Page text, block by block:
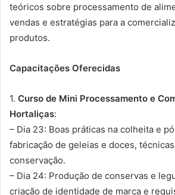
teóricos sobre processamento de
vendas e estratégias para a
produtos.
Capacitações Oferecidas
1. Curso de Mini Processamento e
Hortaliças:
– Dia 23: Boas práticas na colheita e
fabricação de geleias e doces,
conservação.
– Dia 24: Produção de conservas e
criação de identidade de marca e